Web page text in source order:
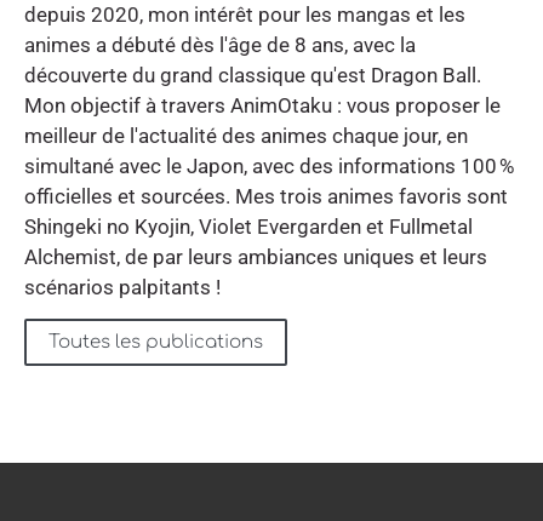
depuis 2020, mon intérêt pour les mangas et les
animes a débuté dès l'âge de 8 ans, avec la
découverte du grand classique qu'est Dragon Ball.
Mon objectif à travers AnimOtaku : vous proposer le
meilleur de l'actualité des animes chaque jour, en
simultané avec le Japon, avec des informations 100 %
officielles et sourcées. Mes trois animes favoris sont
Shingeki no Kyojin, Violet Evergarden et Fullmetal
Alchemist, de par leurs ambiances uniques et leurs
scénarios palpitants !
Toutes les publications